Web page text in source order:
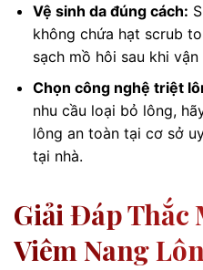
Vệ sinh da đúng cách:
không chứa hạt scrub
sạch mồ hôi sau khi vận
Chọn công nghệ triệt
nhu cầu loại bỏ lông,
lông an toàn tại cơ sở
tại nhà.
Giải Đáp Thắc
Viêm Nang